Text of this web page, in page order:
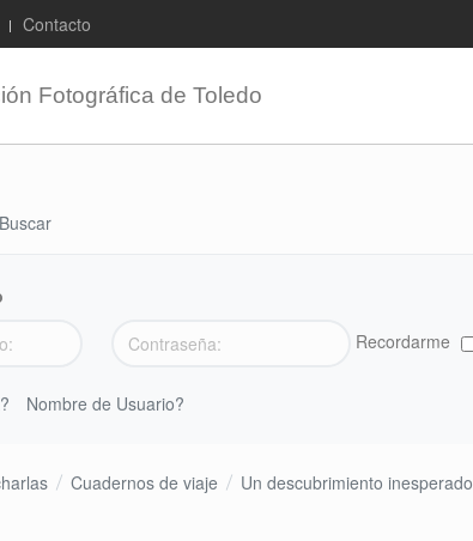
Contacto
Fotográfica de Toledo
Buscar
Recordarme
Nombre de Usuario?
Cuadernos de viaje Un descubrimiento inesperado